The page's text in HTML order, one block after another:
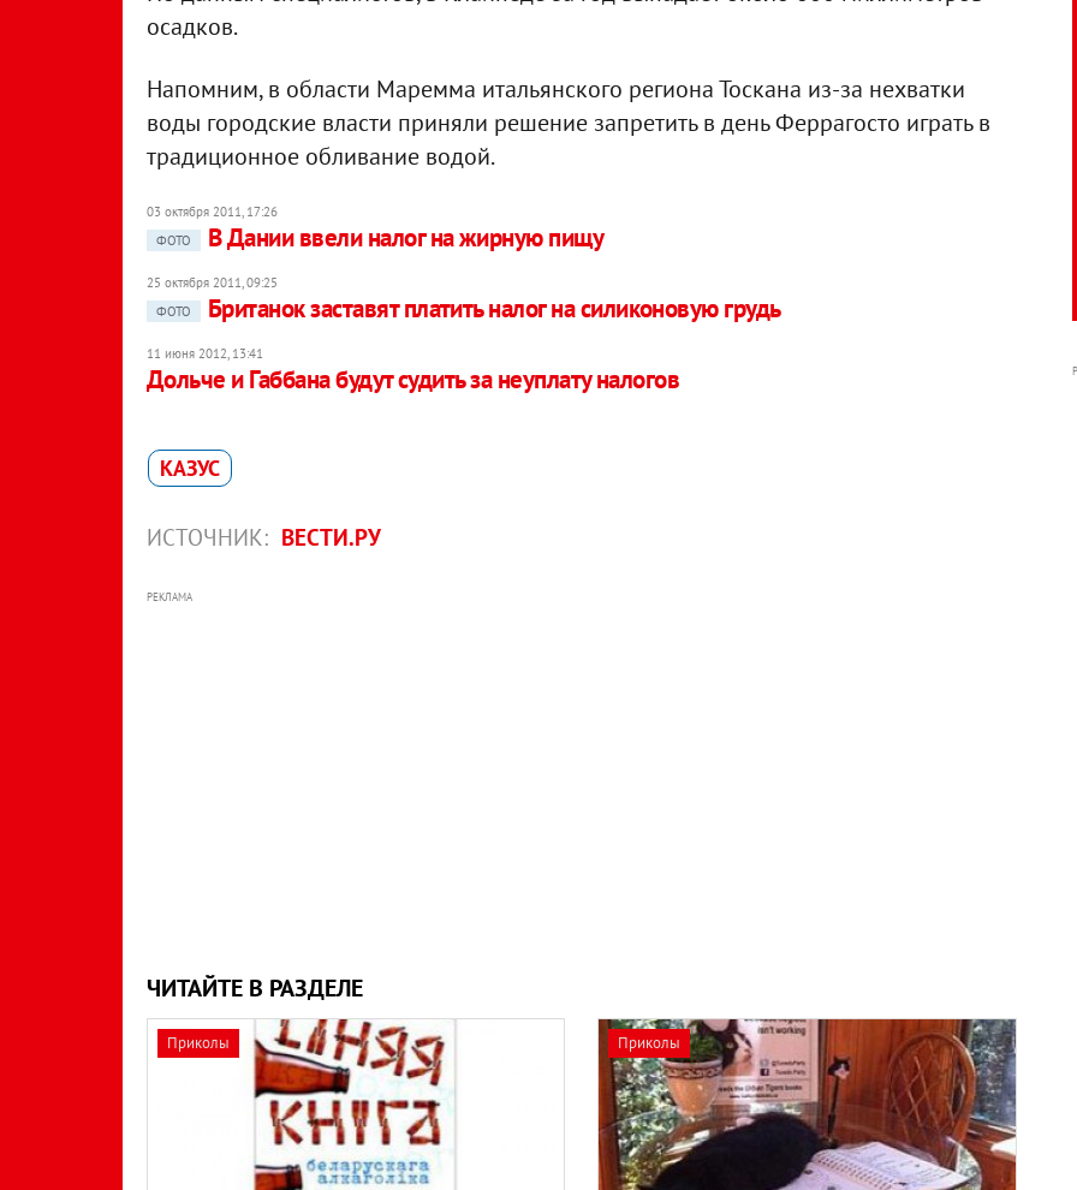
осадков.
Напомним, в области Маремма итальянского региона Тоскана из-за нехватки
воды городские власти приняли решение запретить в день Феррагосто играть в
традиционное обливание водой.
03 октября 2011, 17:26
ФОТО
В Дании ввели налог на жирную пищу
25 октября 2011, 09:25
ФОТО
Британок заставят платить налог на силиконовую грудь
11 июня 2012, 13:41
Дольче и Габбана будут судить за неуплату налогов
КАЗУС
ИСТОЧНИК: ВЕСТИ.РУ
РЕКЛАМА
ЧИТАЙТЕ В РАЗДЕЛЕ
Приколы Приколы